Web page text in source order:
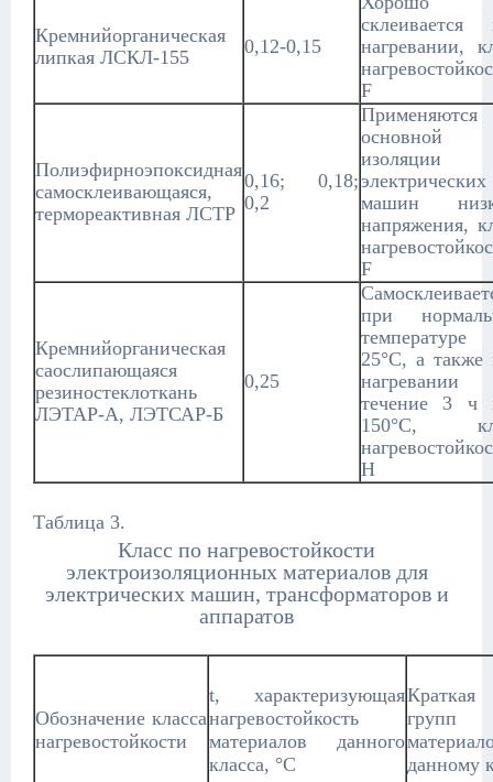
Кремнийорганическая
липкая ЛСКЛ-155
0,12-0,15
склеивается
нагревании,
F
Полиэфирноэпоксидная
самосклеивающаяся,
термореактивная ЛСТР
0,16; 0,18;
0,2
Применяются
основной
изоляции
электрических
машин
напряжения,
F
Кремнийорганическая
саослипающаяся
резиностеклоткань
ЛЭТАР-А, ЛЭТСАР-Б
0,25
при
температуре
25°С, а также
течение 3 ч
150°С,
Н
Таблица 3.
Класс по нагревостойкости
электроизоляционных материалов для
электрических машин, трансформаторов и
аппаратов
Обозначение класса
нагревостойкости
t, характеризующая
нагревостойкость
материалов данного
класса, °С
Краткая
групп
данному